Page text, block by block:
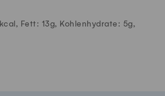
kcal, Fett: 13g, Kohlenhydrate: 5g,